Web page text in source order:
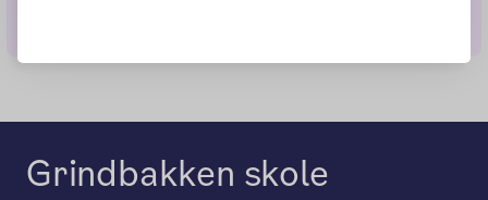
Grindbakken skole